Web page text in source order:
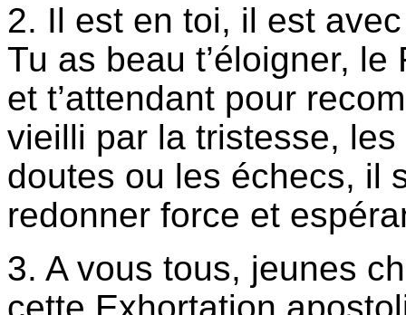
2. Il est en toi, il est
Tu as beau t’éloigner,
et t’attendant pour
vieilli par la tristesse,
doutes ou les échecs, il
redonner force et
3. A vous tous, jeunes